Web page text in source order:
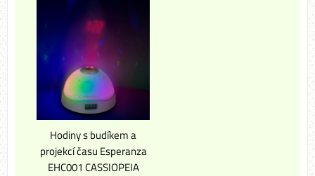
Hodiny s budíkem a
projekcí času Esperanza
EHC001 CASSIOPEIA